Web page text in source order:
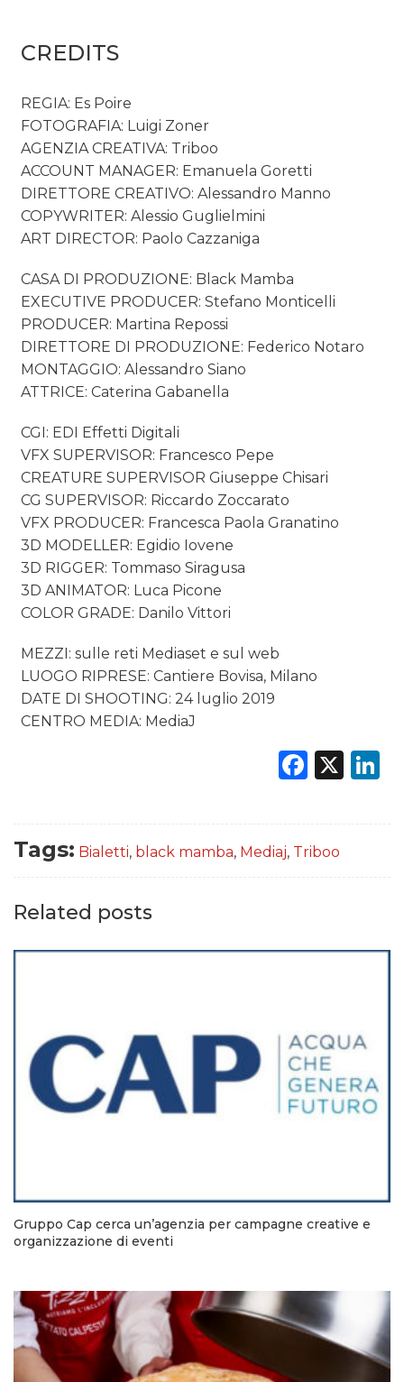
CREDITS
REGIA: Es Poire
FOTOGRAFIA: Luigi Zoner
AGENZIA CREATIVA: Triboo
ACCOUNT MANAGER: Emanuela Goretti
DIRETTORE CREATIVO: Alessandro Manno
COPYWRITER: Alessio Guglielmini
ART DIRECTOR: Paolo Cazzaniga
CASA DI PRODUZIONE: Black Mamba
EXECUTIVE PRODUCER: Stefano Monticelli
PRODUCER: Martina Repossi
DIRETTORE DI PRODUZIONE: Federico Notaro
MONTAGGIO: Alessandro Siano
ATTRICE: Caterina Gabanella
CGI: EDI Effetti Digitali
VFX SUPERVISOR: Francesco Pepe
CREATURE SUPERVISOR Giuseppe Chisari
CG SUPERVISOR: Riccardo Zoccarato
VFX PRODUCER: Francesca Paola Granatino
3D MODELLER: Egidio Iovene
3D RIGGER: Tommaso Siragusa
3D ANIMATOR: Luca Picone
COLOR GRADE: Danilo Vittori
MEZZI: sulle reti Mediaset e sul web
LUOGO RIPRESE: Cantiere Bovisa, Milano
DATE DI SHOOTING: 24 luglio 2019
CENTRO MEDIA: MediaJ
X
Tags: Bialetti, black mamba, Mediaj, Triboo
Related posts
Gruppo Cap cerca un’agenzia per campagne creative e
organizzazione di eventi